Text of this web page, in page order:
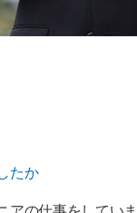
たか